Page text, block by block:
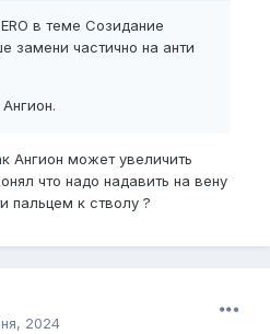
в теме Созидание
замени частично на анти
Ангион может увеличить
что надо надавить на вену
пальцем к стволу ?
2024